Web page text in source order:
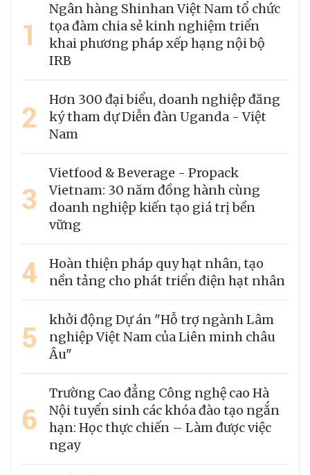
1
Ngân hàng Shinhan Việt Nam tổ chức
tọa đàm chia sẻ kinh nghiệm triển
khai phương pháp xếp hạng nội bộ
IRB
2
Hơn 300 đại biểu, doanh nghiệp đăng
ký tham dự Diễn đàn Uganda - Việt
Nam
3
Vietfood & Beverage - Propack
Vietnam: 30 năm đồng hành cùng
doanh nghiệp kiến tạo giá trị bền
vững
4
Hoàn thiện pháp quy hạt nhân, tạo
nền tảng cho phát triển điện hạt nhân
5
khởi động Dự án "Hỗ trợ ngành Lâm
nghiệp Việt Nam của Liên minh châu
Âu"
6
Trường Cao đẳng Công nghệ cao Hà
Nội tuyển sinh các khóa đào tạo ngắn
hạn: Học thực chiến – Làm được việc
ngay